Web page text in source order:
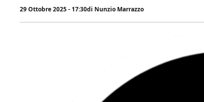
29 Ottobre 2025 - 17:30di Nunzio Marrazzo